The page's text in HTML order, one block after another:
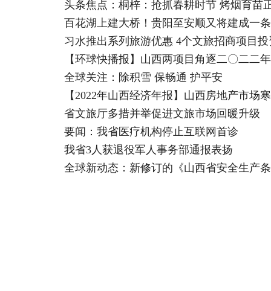
头条焦点：桐梓：抢抓春耕时节 烤烟育苗
百花湖上建大桥！贵阳至安顺又将建成一
习水推出系列旅游优惠 4个文旅招商项目
【环球快播报】山西两项目角逐二〇二二
全球关注：除积雪 保畅通 护平安
【2022年山西经济年报】山西房地产市场
省文旅厅多措并举促进文旅市场回暖升级
要闻：我省医疗机构停止互联网首诊
我省3人获退役军人事务部通报表扬